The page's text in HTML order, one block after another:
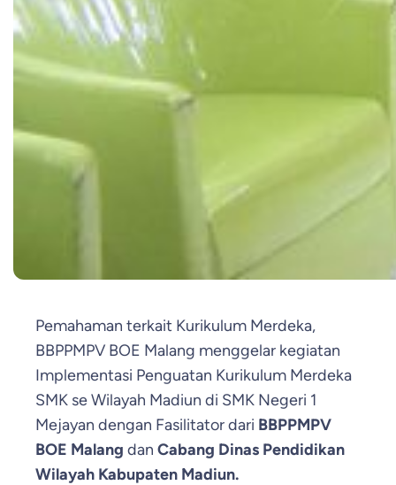
Pemahaman terkait Kurikulum Merdeka,
BBPPMPV BOE Malang menggelar kegiatan
Implementasi Penguatan Kurikulum Merdeka
SMK se Wilayah Madiun di SMK Negeri 1
Mejayan dengan Fasilitator dari BBPPMPV
BOE Malang dan Cabang Dinas Pendidikan
Wilayah Kabupaten Madiun.